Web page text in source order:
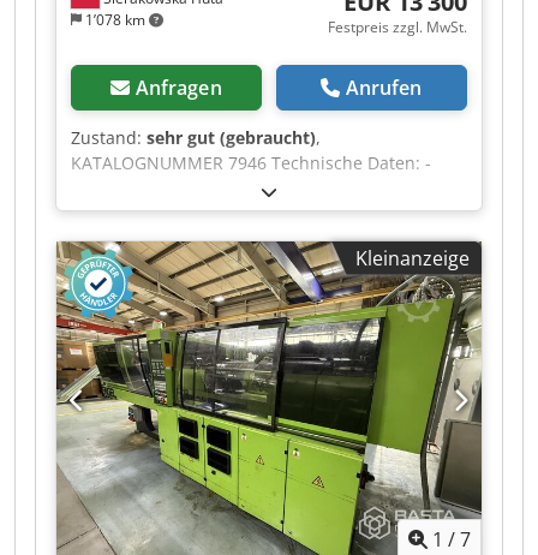
1’078 km
Festpreis zzgl. MwSt.
Anfragen Anrufen
Zustand: sehr gut (gebraucht),
KATALOGNUMMER 7946 Technische Daten: -
Kettenbreite: 300 mm - Arbeitsbreite der Welle:
300 mm - max. Sägeblattdurchmesser: 350 mm -
Sägeblattbohrung: 70 mm - max. Schnitthöhe:
120 mm - Tischbreite mit Verlängerung: 1030
mm - Tischlänge: 1840 mm – Von oben: -
Rückschlagsicherungen (Barriere zum Schutz vor
Rücklauf des Materials): 2 Reihen -
Metallgleitrolle, Andruckrolle -
Rückschlagsicherungen - Metallgleitrolle,
Andruckrolle - Welle mit Sägeblättern - 2 glatte
Metallgleitrollen – Von unten: - Führungsschiene
- Rückschlagsicherungen - Kette Cedpfx Aszr U
Htjm Uorf - Laser - Zentrale Schmierung der
Kette - Stufenlose Vorschubregelung -
Vorschubmotor 1,1 kW - Hauptmotor 18,5 kW -
Kleinanzeige
1 /7